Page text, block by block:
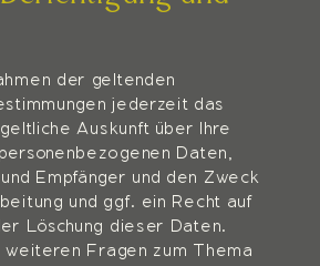
der geltenden
jederzeit das
Auskunft über Ihre
Daten,
Empfänger und den Zweck
und ggf. ein Recht auf
Löschung dieser Daten.
weiteren Fragen zum Thema